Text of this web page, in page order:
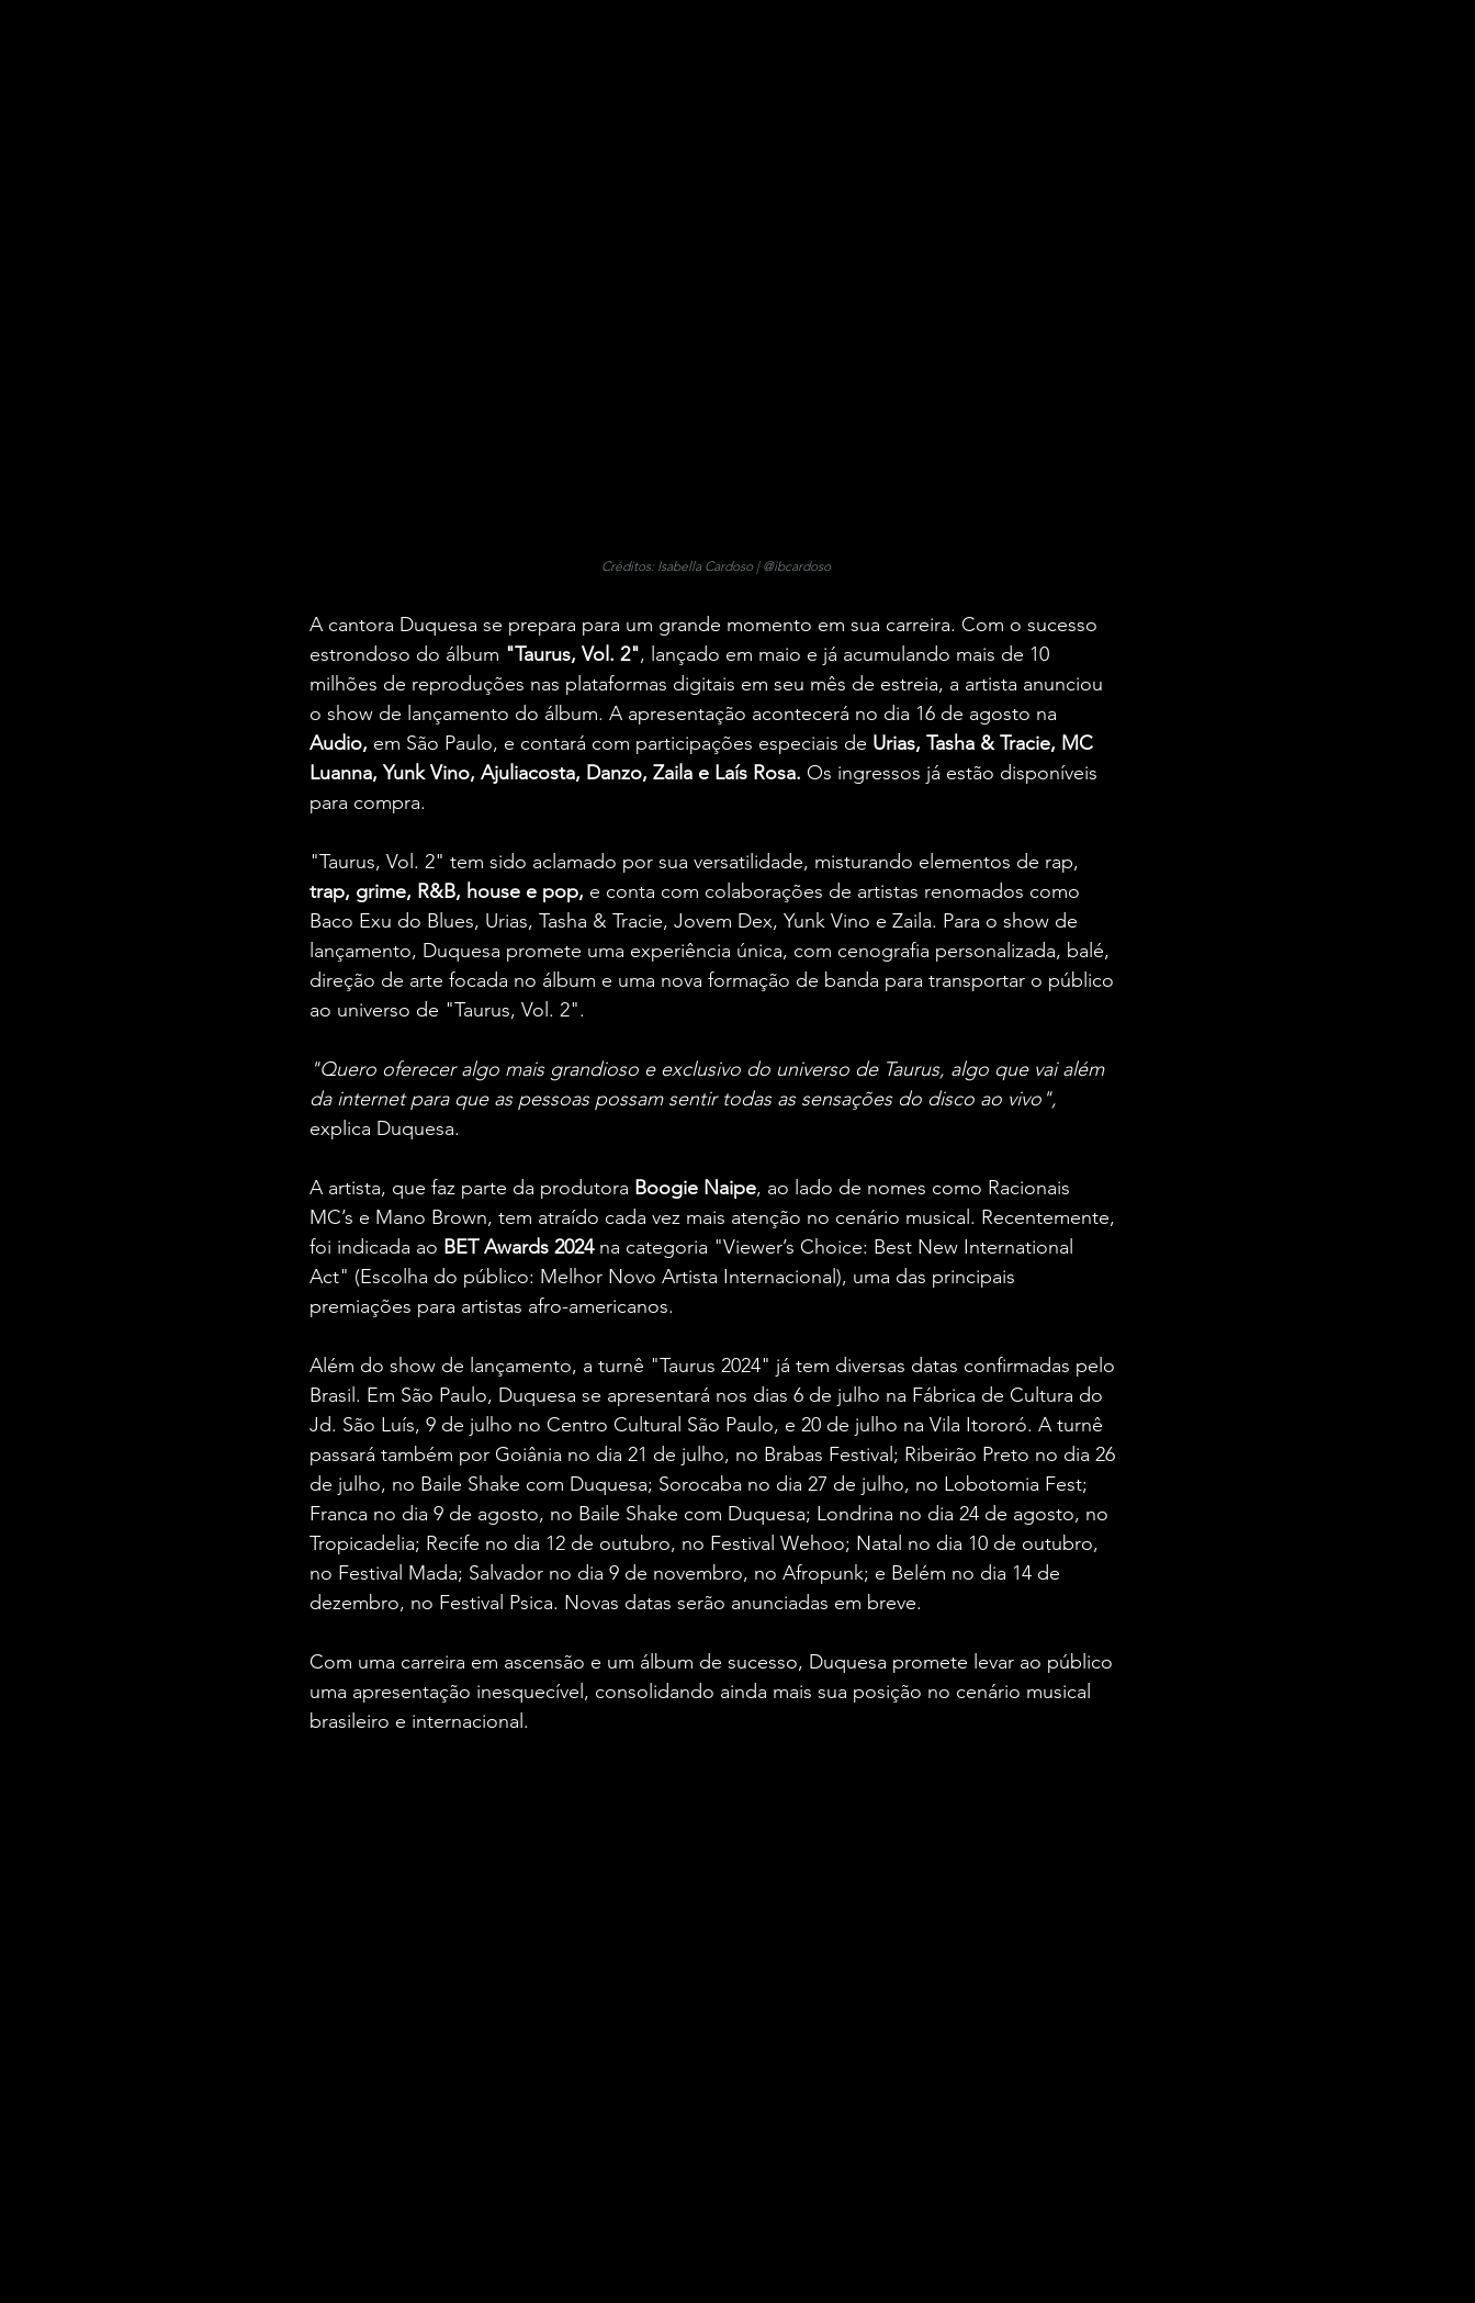
Créditos: Isabella Cardoso | @ibcardoso
A cantora Duquesa se prepara para um grande momento em sua carreira. Com o sucesso
estrondoso do álbum "Taurus, Vol. 2", lançado em maio e já acumulando mais de 10
milhões de reproduções nas plataformas digitais em seu mês de estreia, a artista anunciou
o show de lançamento do álbum. A apresentação acontecerá no dia 16 de agosto na
Audio, em São Paulo, e contará com participações especiais de Urias, Tasha & Tracie, MC
Luanna, Yunk Vino, Ajuliacosta, Danzo, Zaila e Laís Rosa. Os ingressos já estão disponíveis
para compra.
"Taurus, Vol. 2" tem sido aclamado por sua versatilidade, misturando elementos de rap,
trap, grime, R&B, house e pop, e conta com colaborações de artistas renomados como
Baco Exu do Blues, Urias, Tasha & Tracie, Jovem Dex, Yunk Vino e Zaila. Para o show de
lançamento, Duquesa promete uma experiência única, com cenografia personalizada, balé,
direção de arte focada no álbum e uma nova formação de banda para transportar o público
ao universo de "Taurus, Vol. 2".
"Quero oferecer algo mais grandioso e exclusivo do universo de Taurus, algo que vai além
da internet para que as pessoas possam sentir todas as sensações do disco ao vivo",
explica Duquesa.
A artista, que faz parte da produtora Boogie Naipe, ao lado de nomes como Racionais
MC’s e Mano Brown, tem atraído cada vez mais atenção no cenário musical. Recentemente,
foi indicada ao BET Awards 2024 na categoria "Viewer’s Choice: Best New International
Act" (Escolha do público: Melhor Novo Artista Internacional), uma das principais
premiações para artistas afro-americanos.
Além do show de lançamento, a turnê "Taurus 2024" já tem diversas datas confirmadas pelo
Brasil. Em São Paulo, Duquesa se apresentará nos dias 6 de julho na Fábrica de Cultura do
Jd. São Luís, 9 de julho no Centro Cultural São Paulo, e 20 de julho na Vila Itororó. A turnê
passará também por Goiânia no dia 21 de julho, no Brabas Festival; Ribeirão Preto no dia 26
de julho, no Baile Shake com Duquesa; Sorocaba no dia 27 de julho, no Lobotomia Fest;
Franca no dia 9 de agosto, no Baile Shake com Duquesa; Londrina no dia 24 de agosto, no
Tropicadelia; Recife no dia 12 de outubro, no Festival Wehoo; Natal no dia 10 de outubro,
no Festival Mada; Salvador no dia 9 de novembro, no Afropunk; e Belém no dia 14 de
dezembro, no Festival Psica. Novas datas serão anunciadas em breve.
Com uma carreira em ascensão e um álbum de sucesso, Duquesa promete levar ao público
uma apresentação inesquecível, consolidando ainda mais sua posição no cenário musical
brasileiro e internacional.